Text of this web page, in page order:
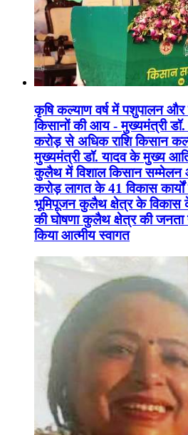
कृषि कल्याण वर्ष में पशुपालन और
किसानों की आय - मुख्यमंत्री
करोड़ से अधिक राशि किसान
मुख्यमंत्री डॉ. यादव के मुख्य
कुलैथ में विशाल किसान सम्मेलन
करोड़ लागत के 41 विकास कार्यों
भूमिपूजन कुलैथ क्षेत्र के विकास
की घोषणा कुलैथ क्षेत्र की जनता
किया आत्मीय स्वागत